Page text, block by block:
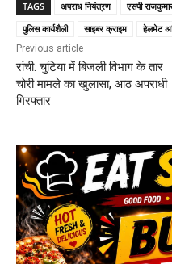
TAGS अपराध नियंत्रण एसपी
पुलिस कार्यशैली
साइबर क्राइम हेलमेट
Previous article
रांची: चुटिया में बिजली विभाग के तार
चोरी मामले का खुलासा, आठ अपराधी
गिरफ्तार